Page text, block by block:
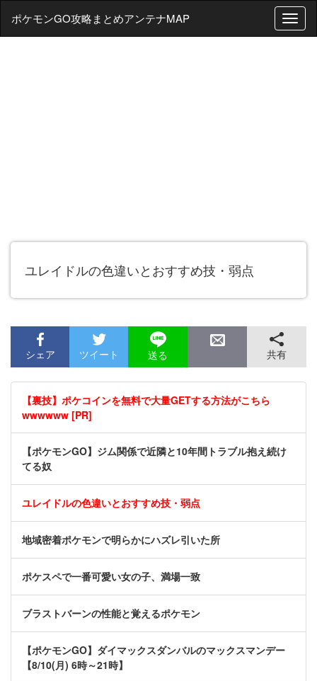
T
o
ポケモンGO攻略まとめアンテナMAP
ユレイドルの色違いとおすすめ技・弱点
シェア ツイート 送る 共有
【裏技】ポケコインを無料で大量GETする方法がこちら
wwwwww [PR]
【ポケモンGO】ジム関係で近隣と10年間トラブル抱え続け
てる奴
ユレイドルの色違いとおすすめ技・弱点
地域密着ポケモンで明らかにハズレ引いた所
ポケスペで一番可愛い女の子、満場一致
ブラストバーンの性能と覚えるポケモン
【ポケモンGO】ダイマックスダンバルのマックスマンデー
【8/10(月) 6時～21時】